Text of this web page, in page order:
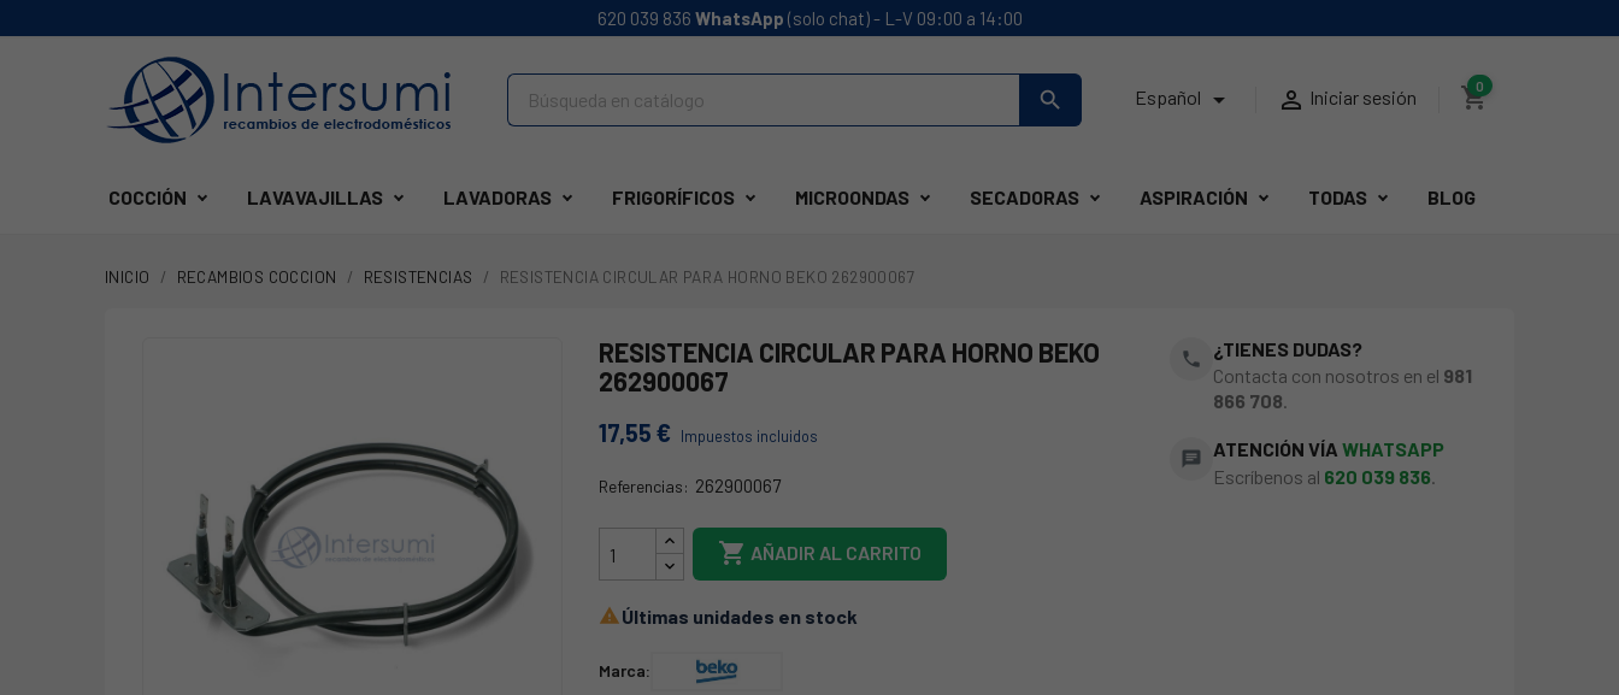
620 039 836 WhatsApp (solo chat) - L-V 09:00 a 14:00
search Español   Iniciar sesión shopping_cart
0
COCCIÓN LAVAVAJILLAS LAVADORAS FRIGORÍFICOS MICROONDAS SECADORAS ASPIRACIÓN TODAS BLOG
INICIO RECAMBIOS COCCION RESISTENCIAS RESISTENCIA CIRCULAR PARA HORNO BEKO 262900067
RESISTENCIA CIRCULAR PARA HORNO BEKO
262900067
17,55 € Impuestos incluidos
Referencias: 262900067
38BE0009
 AÑADIR AL CARRITO
 Últimas unidades en stock
Marca:
phone
¿TIENES DUDAS?
Contacta con nosotros en el 981
866 708.
chat ATENCIÓN VÍAWHATSAPP
Escríbenos al 620 039 836